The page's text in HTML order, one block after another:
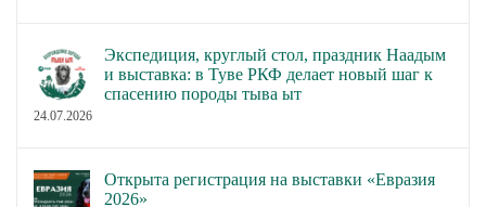
Экспедиция, круглый стол, праздник Наадым
и выставка: в Туве РКФ делает новый шаг к
спасению породы тыва ыт
24.07.2026
Открыта регистрация на выставки «Евразия
2026»